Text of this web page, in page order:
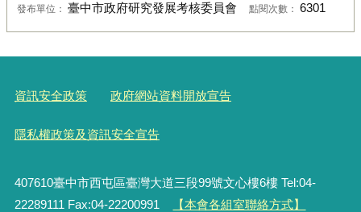
發布單位： 臺中市政府研究發展考核委員會 點閱次數： 6301
資訊安全政策 政府網站資料開放宣告
隱私權政策及資訊安全宣告
407610臺中市西屯區臺灣大道三段99號文心樓6樓 Tel:04-
22289111 Fax:04-22200991
【本會各組室聯絡方式】